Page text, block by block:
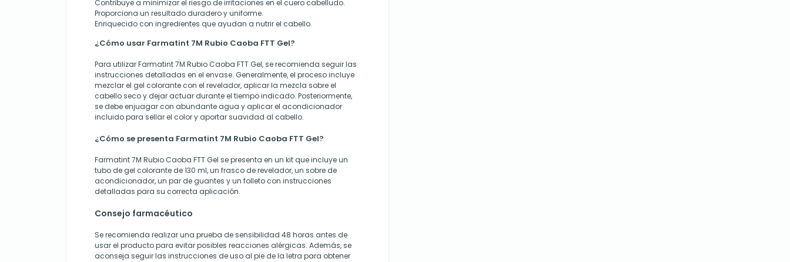
Contribuye a minimizar el riesgo de irritaciones en el cuero cabelludo.
Proporciona un resultado duradero y uniforme.
Enriquecido con ingredientes que ayudan a nutrir el cabello.
¿Cómo usar Farmatint 7M Rubio Caoba FTT Gel?
Para utilizar Farmatint 7M Rubio Caoba FTT Gel, se recomienda seguir las
instrucciones detalladas en el envase. Generalmente, el proceso incluye
mezclar el gel colorante con el revelador, aplicar la mezcla sobre el
cabello seco y dejar actuar durante el tiempo indicado. Posteriormente,
se debe enjuagar con abundante agua y aplicar el acondicionador
incluido para sellar el color y aportar suavidad al cabello.
¿Cómo se presenta Farmatint 7M Rubio Caoba FTT Gel?
Farmatint 7M Rubio Caoba FTT Gel se presenta en un kit que incluye un
tubo de gel colorante de 130 ml, un frasco de revelador, un sobre de
acondicionador, un par de guantes y un folleto con instrucciones
detalladas para su correcta aplicación.
Consejo farmacéutico
Se recomienda realizar una prueba de sensibilidad 48 horas antes de
usar el producto para evitar posibles reacciones alérgicas. Además, se
aconseja seguir las instrucciones de uso al pie de la letra para obtener